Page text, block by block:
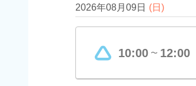
2026年08月09日 (日 )
10:00 〜 12:00